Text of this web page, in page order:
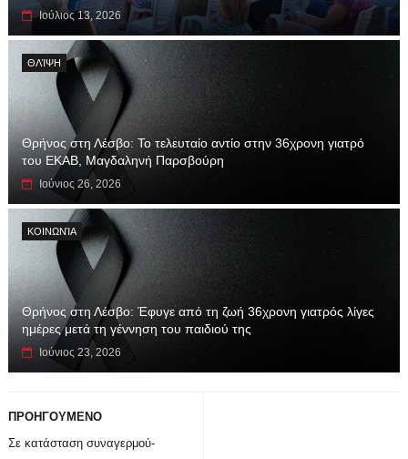
Ιούλιος 13, 2026
ΘΛΊΨΗ
Θρήνος στη Λέσβο: Το τελευταίο αντίο στην 36χρονη γιατρό
του ΕΚΑΒ, Μαγδαληνή Παρσβούρη
Ιούνιος 26, 2026
ΚΟΙΝΩΝΊΑ
Θρήνος στη Λέσβο: Έφυγε από τη ζωή 36χρονη γιατρός λίγες
ημέρες μετά τη γέννηση του παιδιού της
Ιούνιος 23, 2026
ΠΡΟΗΓΟΥΜΕΝΟ
Σε κατάσταση συναγερμού-